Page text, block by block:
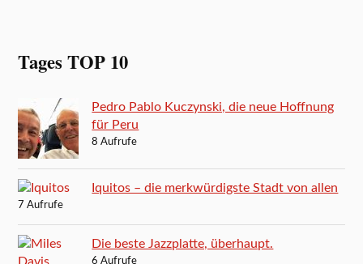
Tages TOP 10
Pedro Pablo Kuczynski, die neue Hoffnung
für Peru
8 Aufrufe
Iquitos – die merkwürdigste Stadt von allen
7 Aufrufe
Die beste Jazzplatte, überhaupt.
6 Aufrufe